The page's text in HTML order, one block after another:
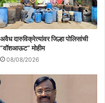
अवैध दारुविक्रेत्यांवर जिल्हा पोलिसांची
“वॉशआऊट” मोहीम
08/08/2026